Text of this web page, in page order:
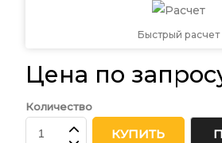
Быстрый расчет
Цена по
Количество
КУПИТЬ